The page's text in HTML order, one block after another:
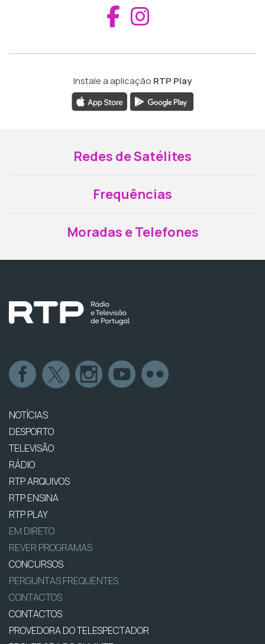
Aceder ao
Instale a aplicação RTP Play
Redes de Satélites
Frequências
Moradas e Telefones
NOTÍCIAS
DESPORTO
TELEVISÃO
RÁDIO
RTP ARQUIVOS
RTP ENSINA
RTP PLAY
EM DIRETO
REVER PROGRAMAS
CONCURSOS
PERGUNTAS FREQUENTES
CONTACTOS
CONTACTOS
PROVEDORA DO TELESPECTADOR